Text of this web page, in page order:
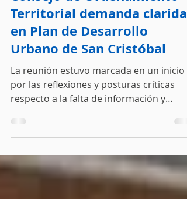
Cántaro Azul
11 jul 2025
3 min de lectura
Consejo de Ordenamiento
Territorial demanda claridad
en Plan de Desarrollo
Urbano de San Cristóbal
La reunión estuvo marcada en un inicio
por las reflexiones y posturas críticas
elementos necesarios para una
toma de decisiones por parte del